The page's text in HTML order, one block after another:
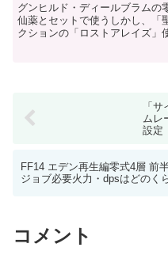
グンヒルド・ディールブラムの
仙薬とセットで使うしかし、「
クションの「ロストアレイズ」
「
ムレ
設定
FF14 エデン再生編零式4層 前
ジョブ必要火力・dpsはどのく
コメント